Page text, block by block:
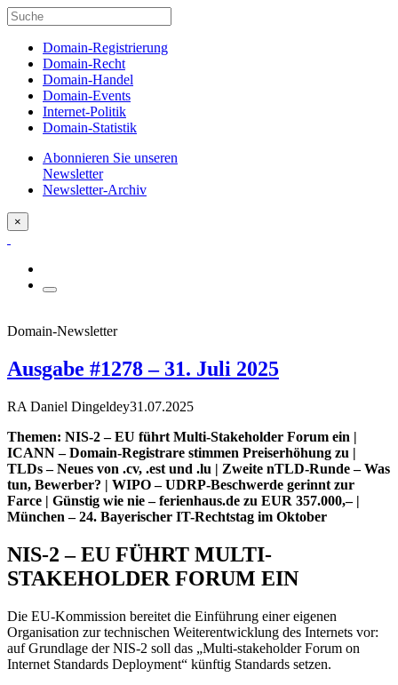
Domain-Registrierung
Domain-Recht
Domain-Handel
Domain-Events
Internet-Politik
Domain-Statistik
Abonnieren Sie unseren
Newsletter
Newsletter-Archiv
×
Domain-Newsletter
Ausgabe #1278 – 31. Juli 2025
RA Daniel Dingeldey31.07.2025
Themen: NIS-2 – EU führt Multi-Stakeholder Forum ein |
ICANN – Domain-Registrare stimmen Preiserhöhung zu |
TLDs – Neues von .cv, .est und .lu | Zweite nTLD-Runde – Was
tun, Bewerber? | WIPO – UDRP-Beschwerde gerinnt zur
Farce | Günstig wie nie – ferienhaus.de zu EUR 357.000,– |
München – 24. Bayerischer IT-Rechtstag im Oktober
NIS-2 – EU FÜHRT MULTI-
STAKEHOLDER FORUM EIN
Die EU-Kommission bereitet die Einführung einer eigenen
Organisation zur technischen Weiterentwicklung des Internets vor:
auf Grundlage der NIS-2 soll das „Multi-stakeholder Forum on
Internet Standards Deployment“ künftig Standards setzen.